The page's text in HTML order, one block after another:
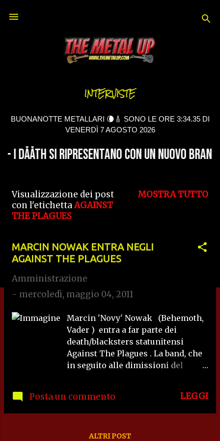
INTERVISTE
BUONANOTTE METALLARI 🌘🎸 SONO LE ORE 3:34.36 DI
VENERDÌ 7 AGOSTO 2026
Visualizzazione dei post
con l'etichettaAGAINST
THE PLAGUES
MOSTRA TUTTO
MARCIN NOWAK ENTRA NEGLI
AGAINST THE PLAGUES
Amministrazione
- mercoledì, maggio 04, 2011
Marcin 'Novy' Nowak (Behemoth,
Vader ) entra a far parte dei
death/blacksters statunitensi
Against The Plagues . La band, che
in seguito alle dimissioni del
proseguire con formazione a
quattro, è attualmente al lavoro
disco in studio presso gli
Posta un commento LEGGI
ALTRI POST